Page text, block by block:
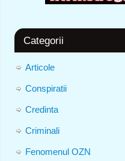
Categorii
Articole
Conspiratii
Credinta
Criminali
Fenomenul OZN